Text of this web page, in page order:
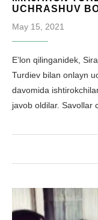
UCHRASHUV
May 15, 2021
E’lon qilinganidek,
Turdiev bilan onlayn
davomida
javob oldilar. Savollar